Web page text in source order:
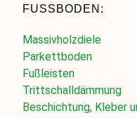
FUSSBODEN:
Massivholzdiele
Parkettboden
Fußleisten
Trittschalldämmung
Beschichtung, Kleber